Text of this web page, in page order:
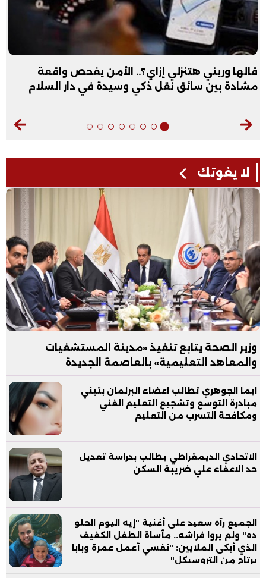
قالها وريني هتنزلي إزاي؟.. الأمن يفحص واقعة
مشادة بين سائق نقل ذكي وسيدة في دار السلام
لا يفوتك
وزير الصحة يتابع تنفيذ «مدينة المستشفيات
والمعاهد التعليمية» بالعاصمة الجديدة
ايما الجوهري تطالب اعضاء البرلمان بتبني
مبادرة التوسع وتشجيع التعليم الفني
ومكافحة التسرب من التعليم
الاتحادي الديمقراطي يطالب بدراسة تعديل
حد الاعفاء علي ضريبة السكن
الجميع رآه سعيد على أغنية "إيه اليوم الحلو
ده" ولم يروا فراشه.. مأساة الطفل الكفيف
الذي أبكى الملايين: "نفسي أعمل عمرة وبابا
يرتاح من التروسيكل"